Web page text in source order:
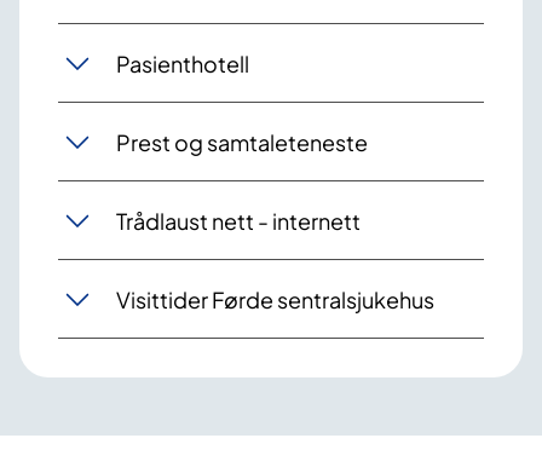
Pasienthotell
Prest og samtaleteneste
Trådlaust nett - internett
Visittider Førde sentralsjukehus